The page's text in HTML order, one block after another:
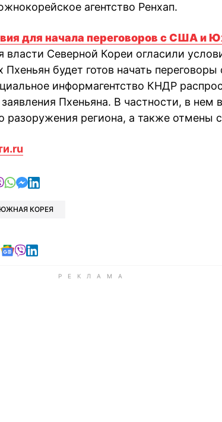
агентство Ренхап.
для начала переговоров с США и
власти Северной Кореи огласили
будет готов начать
информагентство КНДР
Пхеньяна. В частности, в нем
разоружения региона, а также отмены
в Telegram
в Facebook
в X
отправить в Viber
отправить в Whatsapp
отправить в Messenger
отправить в LinkedIn
ЮЖНАЯ КОРЕЯ
в Telegram
в Facebook
Читайте в X
Читайте в Google news
Читайте в Viber
Читайте в LinkedIn